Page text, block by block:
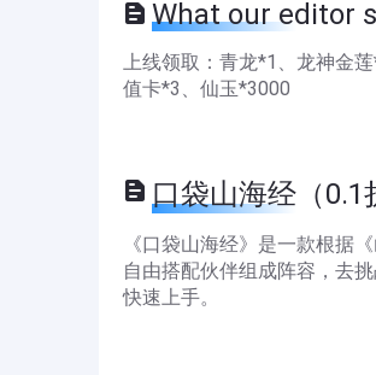
What our editor
上线领取：青龙*1、龙神金
值卡*3、仙玉*3000
口袋山海经（
《口袋山海经》是一款根据
自由搭配伙伴组成阵容，去
快速上手。